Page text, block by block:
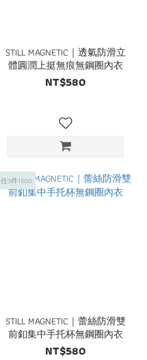
STILL MAGNETIC｜透氣防滑立
體圓潤上挺無痕無鋼圈內衣
NT$580
任3件1500
STILL MAGNETIC｜蕾絲防滑雙
前釦集中手托杯無鋼圈內衣
NT$580